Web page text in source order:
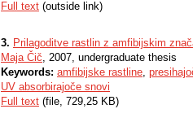
Full text (outside link)
3. Prilagoditve rastlin z amfibijskim
Maja Čič, 2007, undergraduate thesis
Keywords: amfibijske rastline,
UV absorbirajoče snovi
Full text (file, 729,25 KB)